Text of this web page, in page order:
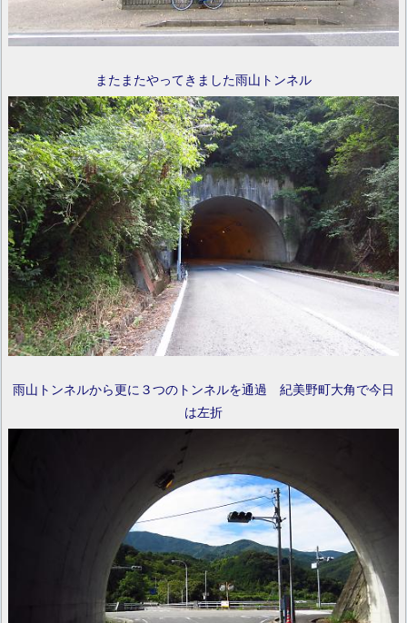
またまたやってきました雨山トンネル
雨山トンネルから更に３つのトンネルを通過 紀美野町大角で今日
は左折